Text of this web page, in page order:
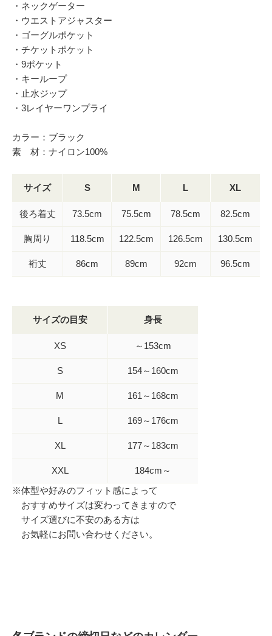
・ネックゲーター
・ウエストアジャスター
・ゴーグルポケット
・チケットポケット
・9ポケット
・キーループ
・止水ジップ
・3レイヤーワンプライ
カラー：ブラック
素 材：ナイロン100%
サイズ S M L XL
後ろ着丈 73.5cm 75.5cm 78.5cm 82.5cm
胸周り 118.5cm 122.5cm 126.5cm 130.5cm
裄丈 86cm 89cm 92cm 96.5cm
サイズの目安 身長
XS ～153cm
S 154～160cm
M 161～168cm
L 169～176cm
XL 177～183cm
XXL
184cm～
※体型や好みのフィット感によって
おすすめサイズは変わってきますので
サイズ選びに不安のある方は
お気軽にお問い合わせください。